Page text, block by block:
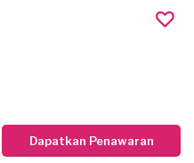
Dapatkan Penawaran